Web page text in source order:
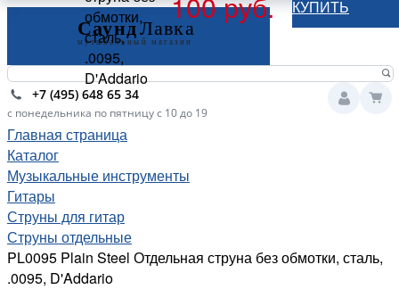
+7 (495) 648 65 34
с понедельника по пятницу с 10 до 19
Главная страница
Каталог
Музыкальные инструменты
Гитары
Струны для гитар
Струны отдельные
PL0095 Plain Steel Отдельная струна без обмотки, сталь,
.0095, D'Addario
обмотки,
сталь,
.0095,
D'Addario
КУПИТЬ